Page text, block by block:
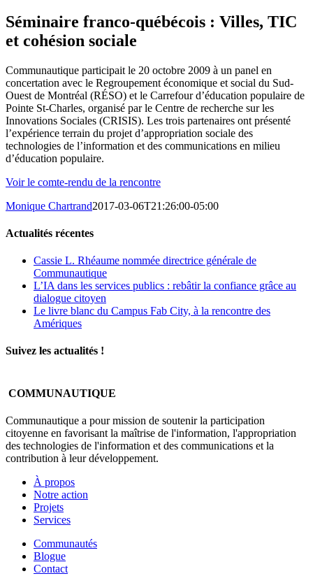
Séminaire franco-québécois : Villes, TIC
et cohésion sociale
Communautique participait le 20 octobre 2009 à un panel en
concertation avec le Regroupement économique et social du Sud-
Ouest de Montréal (RÉSO) et le Carrefour d’éducation populaire de
Pointe St-Charles, organisé par le Centre de recherche sur les
Innovations Sociales (CRISIS). Les trois partenaires ont présenté
l’expérience terrain du projet d’appropriation sociale des
technologies de l’information et des communications en milieu
d’éducation populaire.
Voir le comte-rendu de la rencontre
Monique Chartrand2017-03-06T21:26:00-05:00
Actualités récentes
Cassie L. Rhéaume nommée directrice générale de
Communautique
L’IA dans les services publics : rebâtir la confiance grâce au
dialogue citoyen
Le livre blanc du Campus Fab City, à la rencontre des
Amériques
Suivez les actualités !
COMMUNAUTIQUE
Communautique a pour mission de soutenir la participation
citoyenne en favorisant la maîtrise de l'information, l'appropriation
des technologies de l'information et des communications et la
contribution à leur développement.
À propos
Notre action
Projets
Services
Communautés
Blogue
Contact